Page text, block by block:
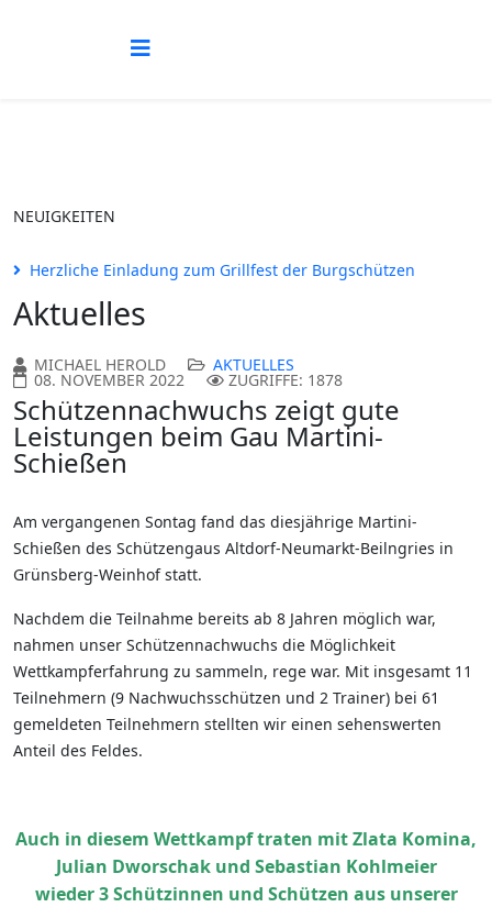
NEUIGKEITEN
Herzliche Einladung zum Grillfest der Burgschützen
Aktuelles
MICHAEL HEROLD AKTUELLES
08. NOVEMBER 2022 ZUGRIFFE: 1878
Schützennachwuchs zeigt gute
Leistungen beim Gau Martini-
Schießen
Am vergangenen Sontag fand das diesjährige Martini-
Schießen des Schützengaus Altdorf-Neumarkt-Beilngries in
Grünsberg-Weinhof statt.
Nachdem die Teilnahme bereits ab 8 Jahren möglich war,
nahmen unser Schützennachwuchs die Möglichkeit
Wettkampferfahrung zu sammeln, rege war. Mit insgesamt 11
Teilnehmern (9 Nachwuchsschützen und 2 Trainer) bei 61
gemeldeten Teilnehmern stellten wir einen sehenswerten
Anteil des Feldes.
Auch in diesem Wettkampf traten mit Zlata Komina,
Julian Dworschak und Sebastian Kohlmeier
wieder 3 Schützinnen und Schützen aus unserer